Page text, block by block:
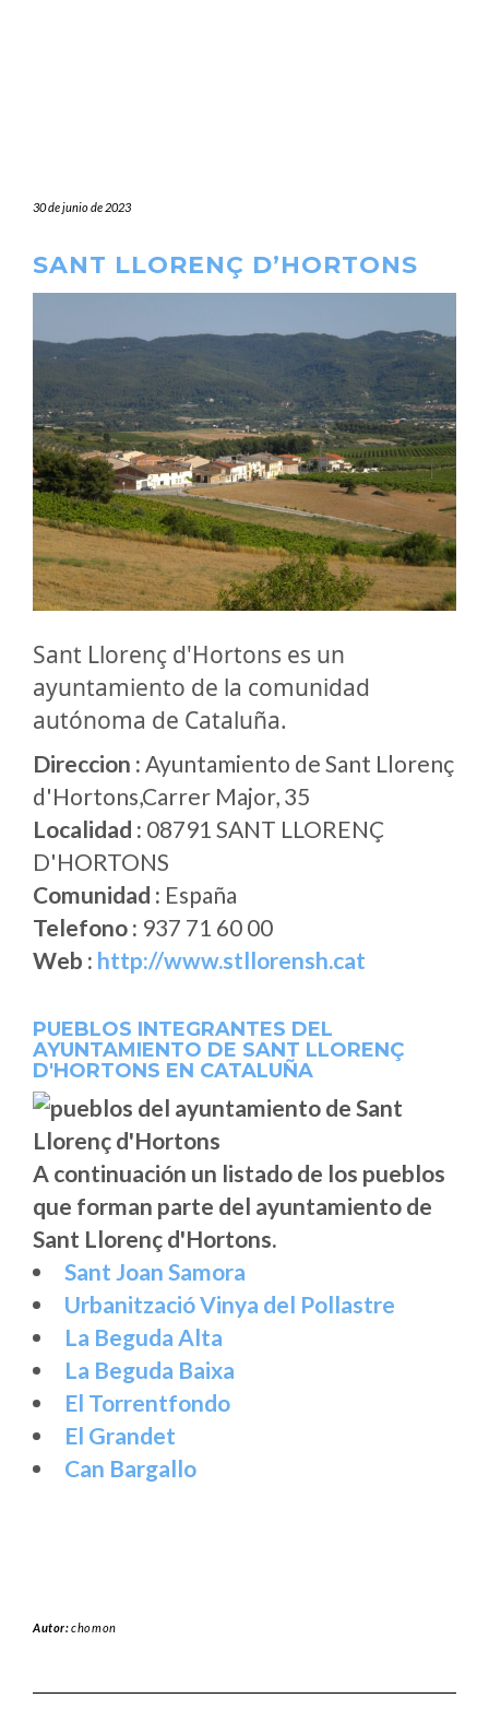
30 de junio de 2023
SANT LLORENÇ D’HORTONS
Sant Llorenç d'Hortons es un
ayuntamiento de la comunidad
autónoma de Cataluña.
Direccion : Ayuntamiento de Sant Llorenç
d'Hortons,Carrer Major, 35
Localidad : 08791 SANT LLORENÇ
D'HORTONS
Comunidad : España
Telefono : 937 71 60 00
Web : http://www.stllorensh.cat
PUEBLOS INTEGRANTES DEL
AYUNTAMIENTO DE SANT LLORENÇ
D'HORTONS EN CATALUÑA
A continuación un listado de los pueblos
que forman parte del ayuntamiento de
Sant Llorenç d'Hortons.
Sant Joan Samora
Urbanització Vinya del Pollastre
La Beguda Alta
La Beguda Baixa
El Torrentfondo
El Grandet
Can Bargallo
Autor:chomon